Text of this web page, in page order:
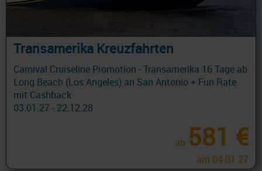
Transamerika Kreuzfahrten
Carnival Cruiseline Promotion - Transamerika 16 Tage ab
Long Beach (Los Angeles) an San Antonio + Fun Rate
mit Cashback
03.01.27 - 22.12.28
ab 581 €
am 04.01.27